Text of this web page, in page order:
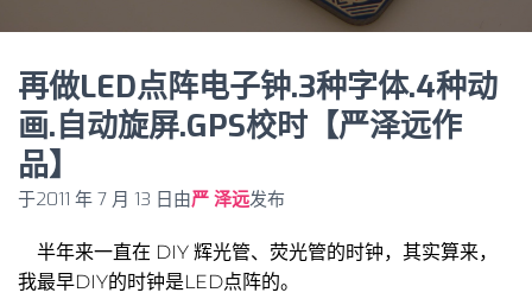
再做LED点阵电子钟.3种字体.4种动
画.自动旋屏.GPS校时【严泽远作
品】
于2011 年 7 月 13 日 由严 泽远发布
半年来一直在 DIY 辉光管、荧光管的时钟，其实算来，
我最早DIY的时钟是LED点阵的。